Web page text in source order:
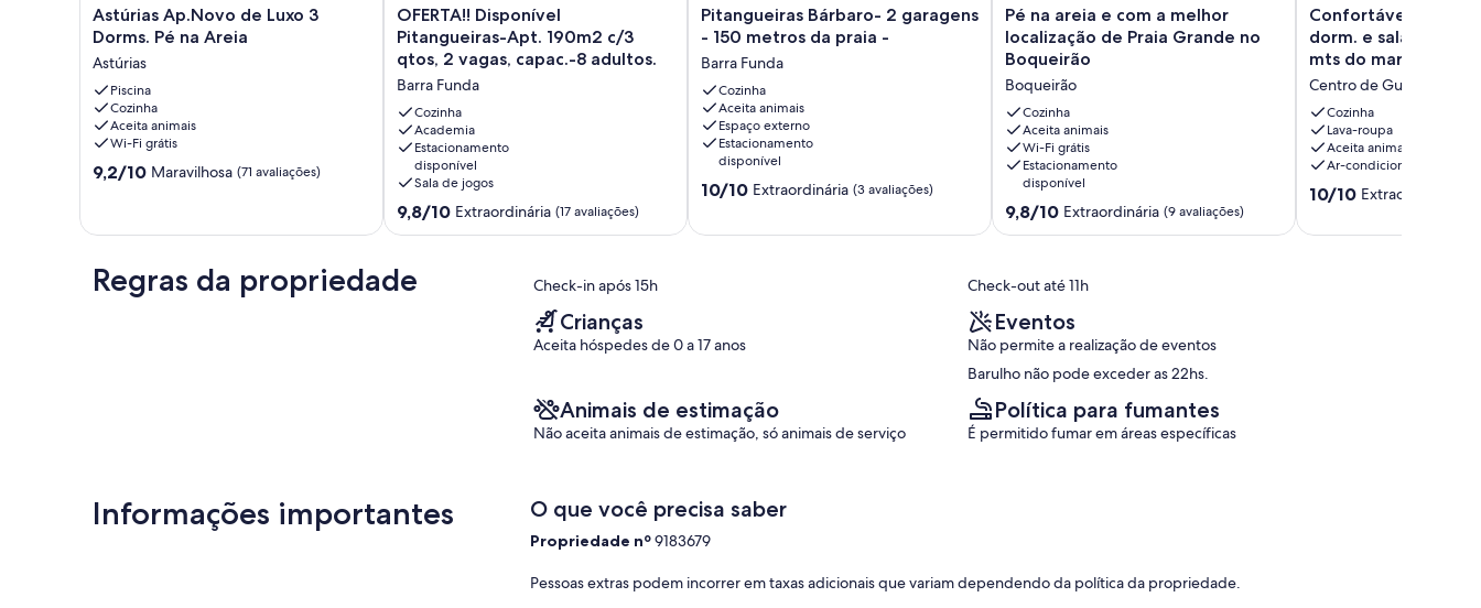
Astúrias
Ap.Novo
Luxo
3
Dorms.
Pé
na
Areia
Astúrias Ap.Novo de Luxo 3
Dorms. Pé na Areia
Astúrias
Piscina
Cozinha
Aceita animais
Wi-Fi grátis
9.2
Maravilhosa,
avaliações)
9,2/10 Maravilhosa (71 avaliações)
OFERTA!!
Disponível
Pitangueiras-
Apt.
190m2
c/3
qtos,
2
vagas,
capac.-8
adultos.
Barra
OFERTA!! Disponível
Pitangueiras-Apt. 190m2 c/3
qtos, 2 vagas, capac.-8 adultos.
Barra Funda
Cozinha
Academia
Estacionamento
disponível
Sala de jogos
9.8
de
Extraordinária,
(17
9,8/10 Extraordinária (17 avaliações)
Pitangueiras
Bárbaro-
garagens
-
150
metros
da
praia
-
Funda
Pitangueiras Bárbaro- 2 garagens
- 150 metros da praia -
Barra Funda
Cozinha
Aceita animais
Espaço externo
Estacionamento
disponível
10.0
10/10 Extraordinária (3 avaliações)
Pé
na
areia
e
com
a
melhor
localização
de
Praia
Grande
no
Pé na areia e com a melhor
localização de Praia Grande no
Boqueirão
Boqueirão
Cozinha
Aceita animais
Wi-Fi grátis
Estacionamento
disponível
9.8
de
(9
9,8/10 Extraordinária (9 avaliações)
Confortável,
ar
cond.e
tv
nos
3
dorm.
e
sala,
WI-
GAR.,.200
Confortável, ar
dorm. e sala, WI-
mts do mar
Centro de Guarujá
Cozinha
Lava-roupa
Aceita animais
Ar-condicionado
10.0
10,
10/10 Extraordinária
Regras da propriedade Check-in após 15h Check-out até 11h
Crianças
Aceita hóspedes de 0 a 17 anos
Eventos
Não permite a realização de eventos
Barulho não pode exceder as 22hs.
Animais de estimação
Não aceita animais de estimação, só animais de serviço
Política para fumantes
É permitido fumar em áreas específicas
Informações importantes O que você precisa saber
Propriedade nº9183679
Pessoas extras podem incorrer em taxas adicionais que variam dependendo da política da propriedade.